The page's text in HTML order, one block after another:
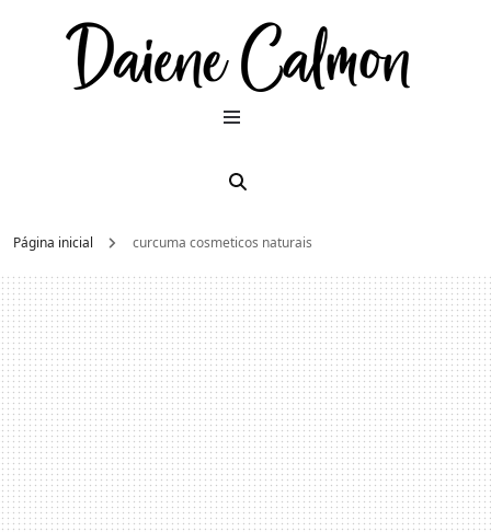
Página inicial curcuma cosmeticos naturais